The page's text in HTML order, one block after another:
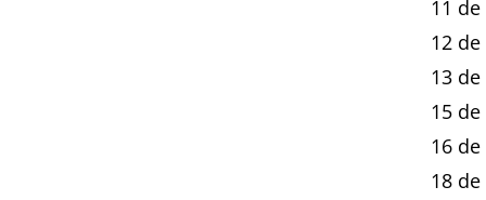
11
12
13
15
16
18